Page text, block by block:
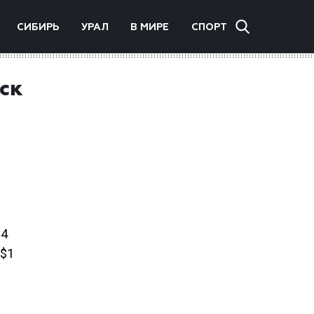
СИБИРЬ УРАЛ В МИРЕ СПОРТ